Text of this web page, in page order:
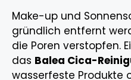
Make-up und
gründlich entfernt
die Poren verstopfen.
das Balea Cica-
wasserfeste Produkte